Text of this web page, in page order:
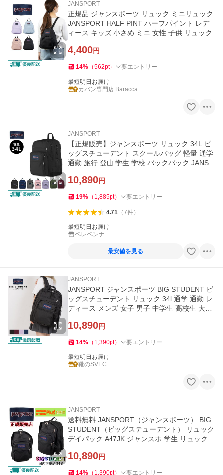
JANSPORT
正規品 ジャンスポーツ リュック ミニリュック
JANSPORT HALF PINT ハーフパイント レデ
ィース キッズ 小さめ ミニ 女性 子供 リュック
4,400円
14% （562pt） 要エントリー
最短明日お届け
カバン専門店 Baracca
JANSPORT
【正規販売】ジャンスポーツ リュック 34L ビ
ッグスチューデント スクールバッグ 軽量 通学
通勤 旅行 登山 学生 学校 バックパック JANSP
10,890円
19% （ 1,885pt） 要エントリー
4.71（7件）
最短明日お届け
ペレペンナ
最安値を見る
JANSPORT
JANSPORT ジャンスポーツ BIG STUDENT ビ
ッグスチューデント リュック 34l 通学 通勤 レ
ディース メンズ 女子 男子 中学生 高校生 大学
10,890円
14% （ 1,390pt） 要エントリー
最短明日お届け
靴のSVEC
JANSPORT
送料無料 JANSPORT（ジャンスポーツ） BIG
STUDENT（ビッグステューデント） リュック
デイパック A47JK ジャンスポ 学生 リュックサ
10,890円
14% （ 1,390pt） 要エントリー